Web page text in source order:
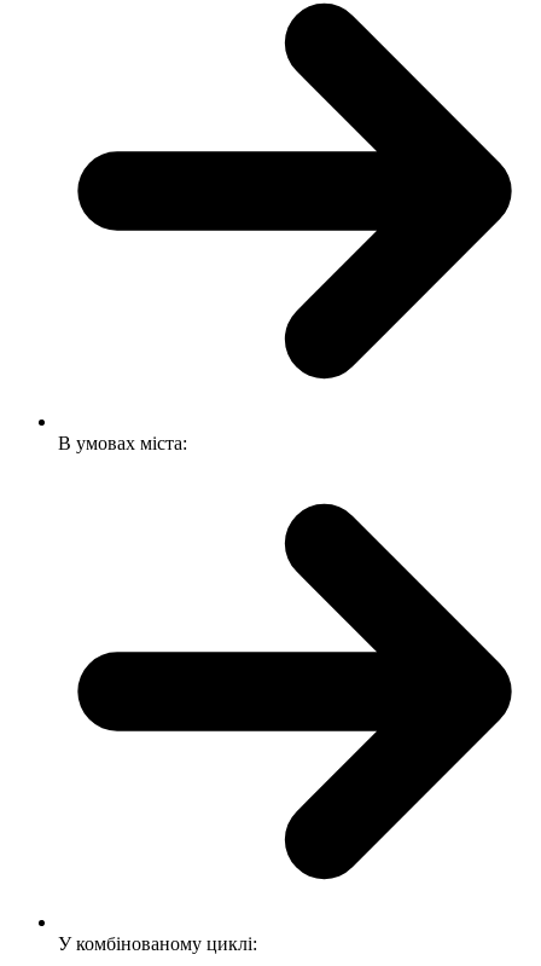
В умовах міста:
У комбінованому циклі: